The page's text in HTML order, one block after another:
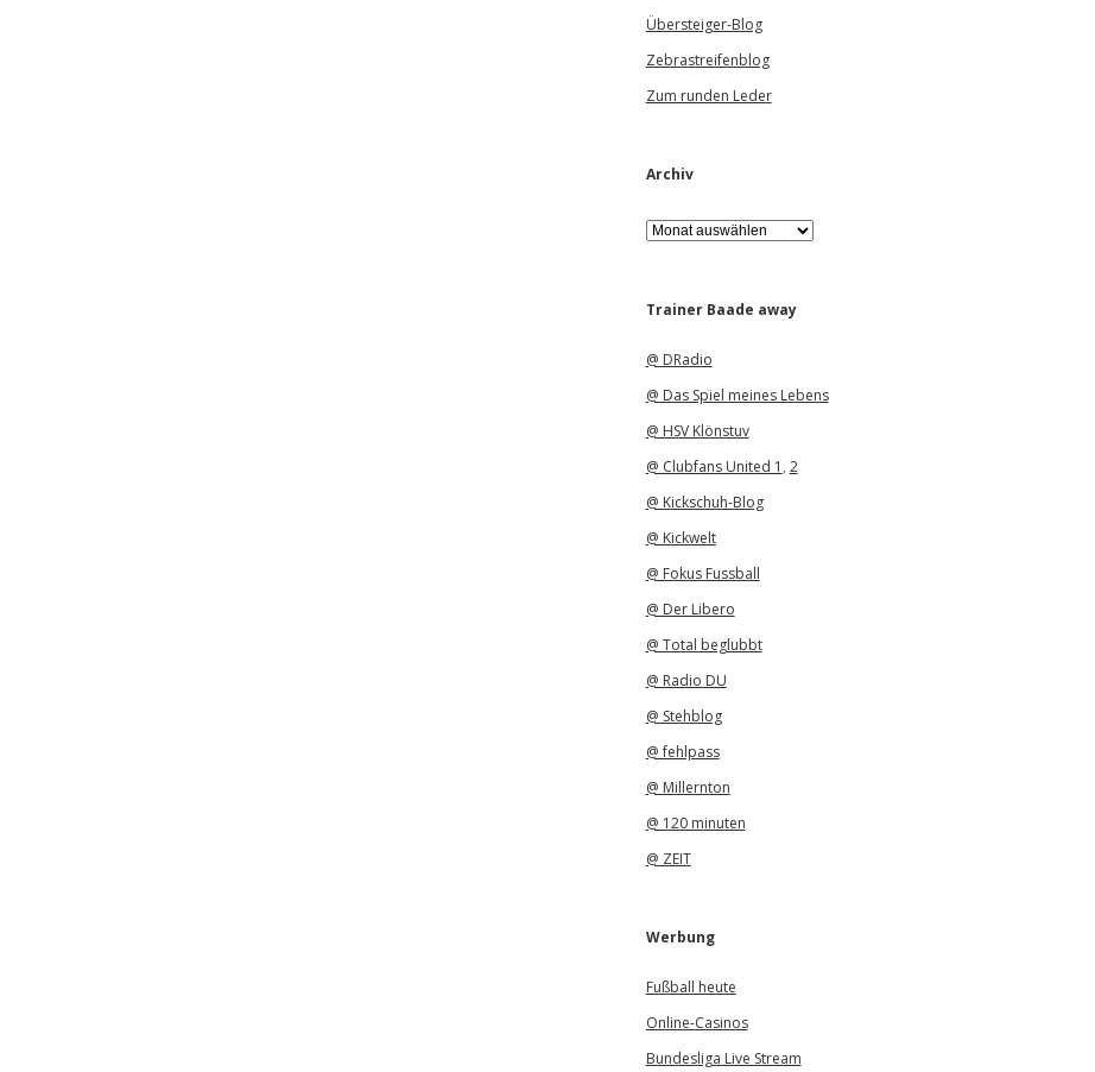
Übersteiger-Blog
Zebrastreifenblog
Zum runden Leder
Archiv
A
r
iTrainer Baade away
@ DRadio
@ Das Spiel meines Lebens
@ HSV Klönstuv
@ Clubfans United 1 , 2
@ Kickschuh-Blog
@ Kickwelt
@ Fokus Fussball
@ Der Libero
@ Total beglubbt
@ Radio DU
@ Stehblog
@ fehlpass
@ Millernton
@ 120 minuten
@ ZEIT
Werbung
Fußball heute
Online-Casinos
Bundesliga Live Stream